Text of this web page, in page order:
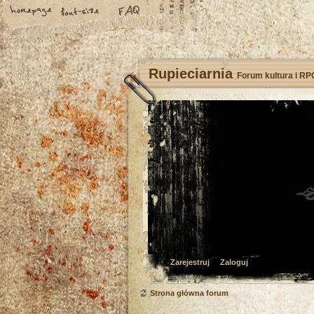
Rupieciarnia Forum kultura i
Zarejestruj Zaloguj
Strona główna forum